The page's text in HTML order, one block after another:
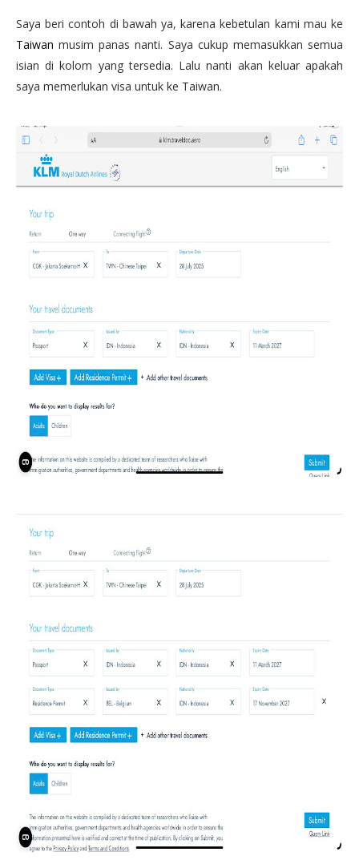
Saya beri contoh di bawah ya, karena kebetulan kami mau ke
Taiwan musim panas nanti. Saya cukup memasukkan semua
isian di kolom yang tersedia. Lalu nanti akan keluar apakah
saya memerlukan visa untuk ke Taiwan.